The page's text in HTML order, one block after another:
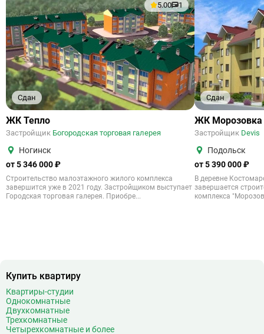
Сдан
5.00 1
ЖК Тепло
Застройщик Богородская торговая галерея
Ногинск
от 5 346 000 ₽
Строительство малоэтажного жилого комплекса
завершится уже в 2021 году. Застройщиком выступает
Городская торговая галерея. Приобре...
Сдан
ЖК Морозовка
Застройщик Devis
Подольск
от 5 390 000 ₽
В деревне
завершается
комплекса
Купить квартиру
Квартиры-студии
Однокомнатные
Двухкомнатные
Трехкомнатные
Четырехкомнатные и более